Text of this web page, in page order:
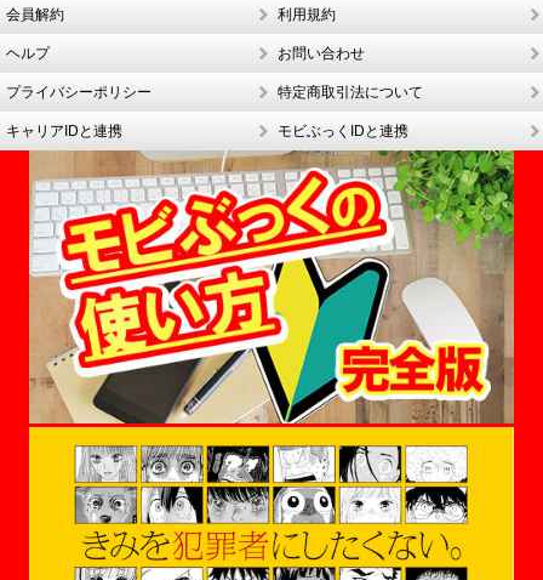
会員解約 利用規約
ヘルプ お問い合わせ
プライバシーポリシー 特定商取引法について
キャリアIDと連携 モビぶっくIDと連携